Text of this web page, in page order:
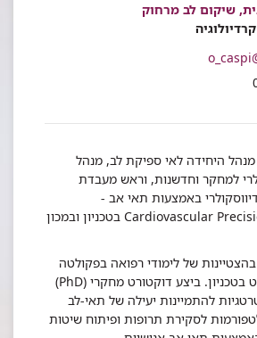
שיקום לב מרחוק
מנהל היחידה לאי ספיקת לב, מנהל
למחקר וחדשנות, וראש מעבדת
באמצעות תאי אב -
Cardiovascular Precision Medicine Lab בטכניון ובמכון
בהצטיינות של לימודי רפואה בפקולטה
לרפואה ע"ש רפפורט בטכניון. ביצע דוקטורט מחקרי (PhD)
להתמיינות יעילה של תאי-לב
לסקירת תרופות ופיתוח שיטות